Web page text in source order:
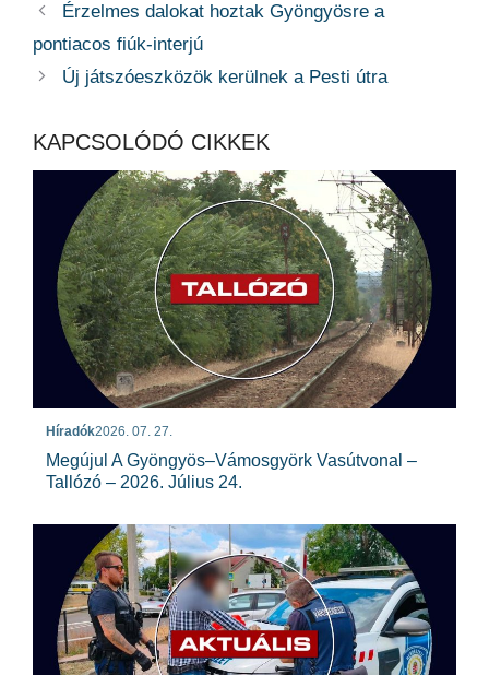
Érzelmes dalokat hoztak Gyöngyösre a
pontiacos fiúk-interjú
Új játszóeszközök kerülnek a Pesti útra
KAPCSOLÓDÓ CIKKEK
Híradók2026. 07. 27.
Megújul A Gyöngyös–Vámosgyörk Vasútvonal –
Tallózó – 2026. Július 24.